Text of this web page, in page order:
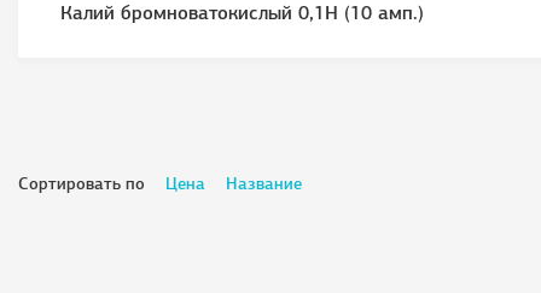
Калий бромноватокислый 0,1Н (10 амп.)
Сортировать по Цена Название